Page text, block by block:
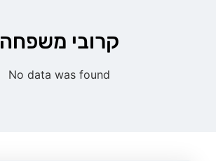
קרובי משפחה
No data was found